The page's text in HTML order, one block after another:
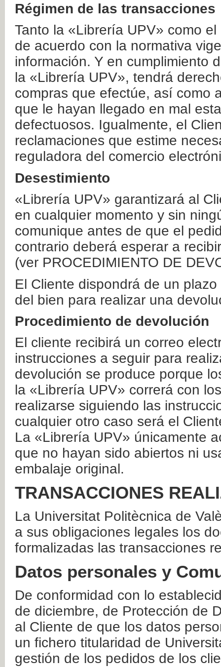
Régimen de las transacciones
Tanto la «Librería UPV» como
de acuerdo con la normativa
información. Y en cumplimiento
la «Librería UPV», tendrá
compras que efectúe, así como
que le hayan llegado en mal
defectuosos. Igualmente, el
reclamaciones que estime
reguladora del comercio
Desestimiento
«Librería UPV» garantizará al
en cualquier momento y sin
comunique antes de que el
contrario deberá esperar a
(ver PROCEDIMIENTO DE
El Cliente dispondrá de un
del bien para realizar una
Procedimiento de devolución
El cliente recibirá un correo
instrucciones a seguir para
devolución se produce porque
la «Librería UPV» correrá con
realizarse siguiendo las
cualquier otro caso será el
La «Librería UPV» únicamente
que no hayan sido abiertos ni
embalaje original.
TRANSACCIONES
La Universitat Politècnica de
a sus obligaciones legales los
formalizadas las transacciones
Datos personales y
De conformidad con lo
de diciembre, de Protección de
al Cliente de que los datos
un fichero titularidad de
gestión de los pedidos de los